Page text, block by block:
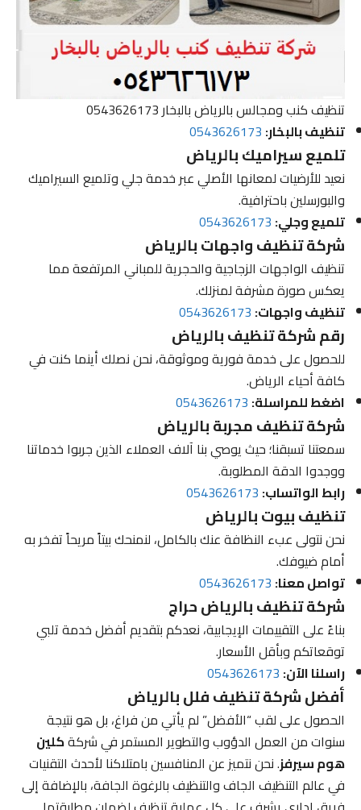
تنظيف كنب ومجالس بالرياض بالبخار 0543626173
تنظيف بالبخار:0543626173
تلميع سيراميك بالرياض
نعيد للأرضيات لمعانها الأصلي عبر خدمة جلي وتلميع السيراميك
والبورسلين باحترافية.
تلميع وجلي:0543626173
شركة تنظيف واجهات بالرياض
تنظيف الواجهات الزجاجية والحجرية للمباني المرتفعة مما
يعكس صورة مشرفة لمنزلك.
تنظيف واجهات:0543626173
رقم شركة تنظيف بالرياض
للحصول على خدمة فورية وموثوقة، نحن نصلك أينما كنت في
كافة أحياء الرياض.
اضغط للمراسلة:0543626173
شركة تنظيف مجربة بالرياض
سمعتنا تسبقنا؛ حيث يوصي بنا آلاف العملاء الذين جربوا خدماتنا
ووجدوا الدقة المطلوبة.
رابط الواتساب:0543626173
تنظيف بيوت بالرياض
نحن نتولى عبء النظافة عنك بالكامل، لنمنحك بيتاً مريحاً تفخر به
أمام ضيوفك.
تواصل معنا:0543626173
شركة تنظيف بالرياض حراج
بناءً على التقييمات الإيجابية، نعدكم بتقديم أفضل خدمة تلبي
توقعاتكم وبأقل الأسعار.
راسلنا الآن:0543626173
أفضل شركة تنظيف فلل بالرياض
الحصول على لقب “الأفضل” لم يأتي من فراغ، بل هو نتيجة
سنوات من العمل الدؤوب والتطوير المستمر في شركةكلين
هوم سيرفز. نحن نتميز عن المنافسين بامتلاكنا لأحدث التقنيات
في عالم التنظيف الجاف والتنظيف بالرغوة الجافة، بالإضافة إلى